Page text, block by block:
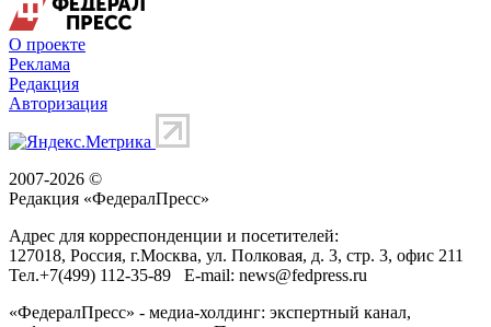
О проекте
Реклама
Редакция
Авторизация
2007-2026 ©
Редакция «ФедералПресс»
Адрес для корреспонденции и посетителей:
127018, Россия, г.Москва, ул. Полковая, д. 3, стр. 3, офис 211
Тел.+7(499) 112-35-89 E-mail: news@fedpress.ru
«ФедералПресс» - медиа-холдинг: экспертный канал,